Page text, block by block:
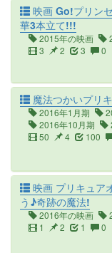
映画 Go!プリン
華3本立て!!!
2015年の映画
3
2 3 0
魔法つかいプリ
2016年1月期
2016年10月期
50
4 100
映画 プリキュア
う♪奇跡の魔法!
2016年の映画
1
2 1 0